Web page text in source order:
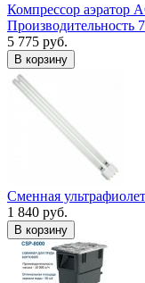
Компрессор аэратор
Производительность
5 775 руб.
В корзину
Сменная
1 840 руб.
В корзину